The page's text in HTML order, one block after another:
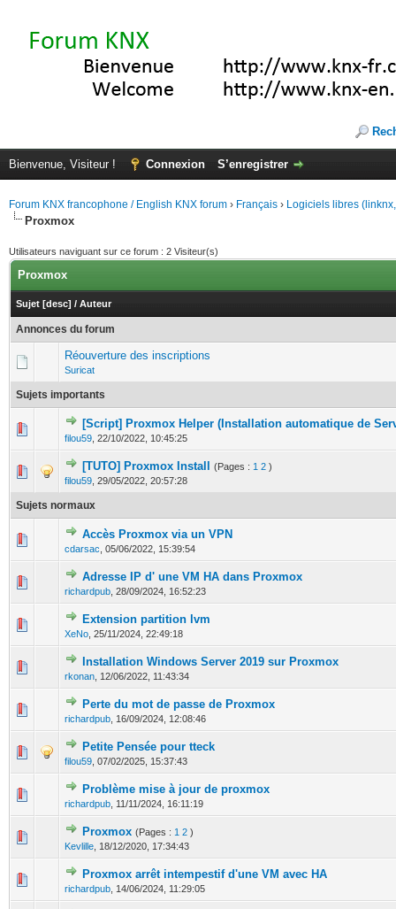
Bienvenue, Visiteur ! Connexion S’enregistrer
Forum KNX francophone / English KNX forum › Français › Logiciels libres
Proxmox
Utilisateurs naviguant sur ce forum : 2 Visiteur(s)
Proxmox
Sujet [desc] / Auteur
Annonces du forum
Réouverture des inscriptions
Suricat
Sujets importants
[Script] Proxmox Helper (Installation automatique de
filou59 22/10/2022, 10:45:25
0 Votes - 0 sur 5 en moyenne
1234 5
[TUTO] Proxmox Install (Pages : 1 2 )
filou59 29/05/2022, 20:57:28
0 Votes - 0 sur 5 en moyenne
1234 5
Sujets normaux
Accès Proxmox via un VPN
cdarsac 05/06/2022, 15:39:54
0 Votes - 0 sur 5 en moyenne
1 23 45
Adresse IP d' une VM HA dans Proxmox
richardpub 28/09/2024, 16:52:23
0 Votes - 0 sur 5 en moyenne
12345
Extension partition lvm
XeNo 25/11/2024, 22:49:18
0 Votes - 0 sur 5 en moyenne
1 234
Installation Windows Server 2019 sur Proxmox
rkonan 12/06/2022, 11:43:34
0 Votes - 0 sur 5 en moyenne
12 345
Perte du mot de passe de Proxmox
richardpub 16/09/2024, 12:08:46
0 Votes - 0 sur 5 en moyenne
123 45
Petite Pensée pour tteck
filou59 07/02/2025, 15:37:43
0 Votes - 0 sur 5 en moyenne
12345
Problème mise à jour de proxmox
richardpub 11/11/2024, 16:11:19
0 Votes - 0 sur 5 en moyenne
12345
Proxmox (Pages : 1 2 )
Kevlille 18/12/2020, 17:34:43
0 Votes - 0 sur 5 en moyenne
12
Proxmox arrêt intempestif d'une VM avec HA
richardpub 14/06/2024, 11:29:05
0 Votes - 0 sur 5 en moyenne
12345